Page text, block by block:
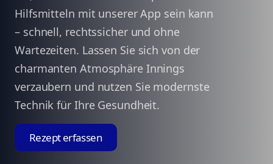
Hilfsmitteln mit unserer App sein kann
– schnell, rechtssicher und ohne
Wartezeiten. Lassen Sie sich von der
charmanten Atmosphäre Innings
verzaubern und nutzen Sie modernste
Technik für Ihre Gesundheit.
Rezept erfassen